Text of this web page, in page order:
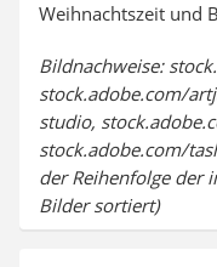
Weihnachtszeit und
Bildnachweise:
stock.adobe.com/
studio,
stock.adobe.com/
der Reihenfolge der
Bilder sortiert)